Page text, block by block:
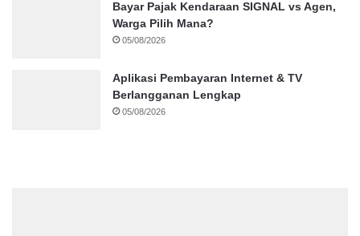
Bayar Pajak Kendaraan SIGNAL vs Agen,
Warga Pilih Mana?
05/08/2026
Aplikasi Pembayaran Internet & TV
Berlangganan Lengkap
05/08/2026